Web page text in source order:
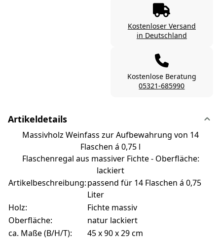
Kostenloser Versand
in Deutschland
Kostenlose Beratung
05321-685990
Artikeldetails
Massivholz Weinfass zur Aufbewahrung von 14
Flaschen á 0,75 l
Flaschenregal aus massiver Fichte - Oberfläche:
lackiert
Artikelbeschreibung:passend für 14 Flaschen á 0,75
Liter
Holz:
Fichte massiv
Oberfläche:
natur lackiert
ca. Maße (B/H/T):
45 x 90 x 29 cm